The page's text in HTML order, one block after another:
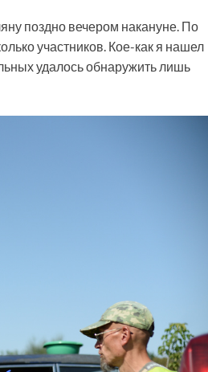
поздно вечером накануне. По
участников. Кое-как я нашел
удалось обнаружить лишь